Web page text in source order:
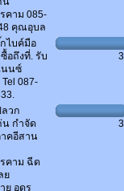
คาม 085-
คุณอุบล
ไบค์มือ
อถึงที่. รับ
นนซ์
087-
วก
กำจัด
คอีสาน
คาม ฉีด
ย
ย อุดร